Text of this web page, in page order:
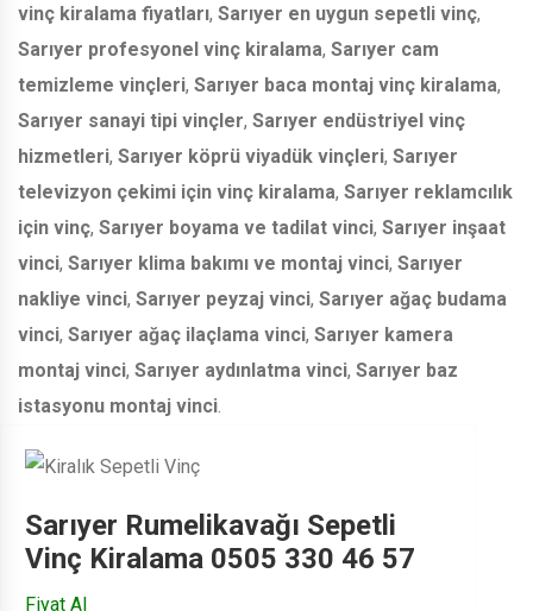
vinç kiralama fiyatları, Sarıyer en uygun sepetli vinç,
Sarıyer profesyonel vinç kiralama, Sarıyer cam
temizleme vinçleri, Sarıyer baca montaj vinç kiralama,
Sarıyer sanayi tipi vinçler, Sarıyer endüstriyel vinç
hizmetleri, Sarıyer köprü viyadük vinçleri, Sarıyer
televizyon çekimi için vinç kiralama, Sarıyer reklamcılık
için vinç, Sarıyer boyama ve tadilat vinci, Sarıyer inşaat
vinci, Sarıyer klima bakımı ve montaj vinci, Sarıyer
nakliye vinci, Sarıyer peyzaj vinci, Sarıyer ağaç budama
vinci, Sarıyer ağaç ilaçlama vinci, Sarıyer kamera
montaj vinci, Sarıyer aydınlatma vinci, Sarıyer baz
istasyonu montaj vinci
Sarıyer Rumelikavağı Sepetli
Vinç Kiralama 0505 330 46 57
Fiyat Al